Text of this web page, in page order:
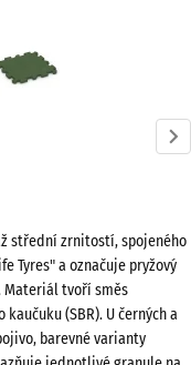
střední zrnitostí, spojeného
Tyres" a označuje pryžový
Materiál tvoří směs
(SBR). U černých a
barevné varianty